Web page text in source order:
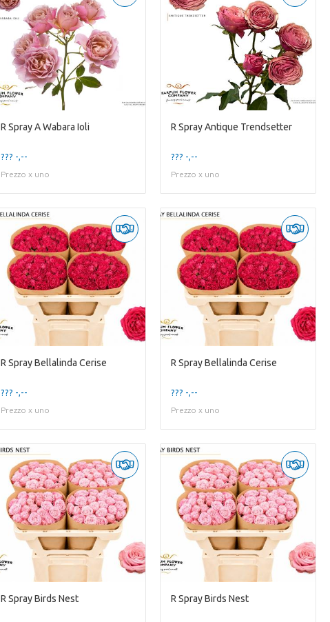
R Spray A Wabara Ioli
??? -,--
Prezzo x uno
R Spray Antique Trendsetter
??? -,--
Prezzo x uno
R Spray Bellalinda Cerise
??? -,--
Prezzo x uno
R Spray Bellalinda Cerise
??? -,--
Prezzo x uno
R Spray Birds Nest R Spray Birds Nest